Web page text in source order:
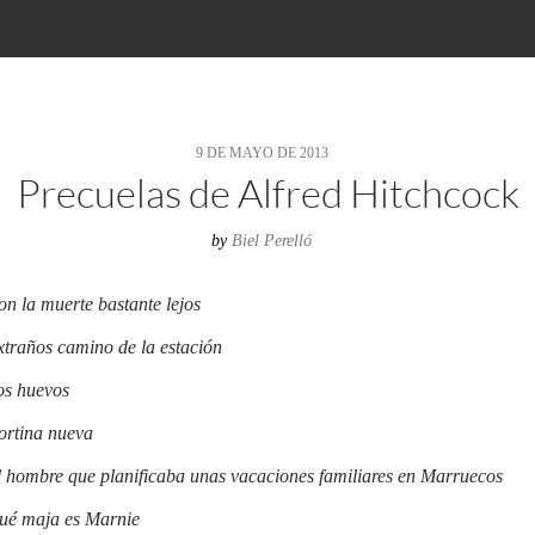
9 DE MAYO DE 2013
Precuelas de Alfred Hitchcock
by Biel Perelló
la muerte bastante lejos
camino de la estación
huevos
nueva
hombre que planificaba unas vacaciones familiares en Marruecos
maja es Marnie